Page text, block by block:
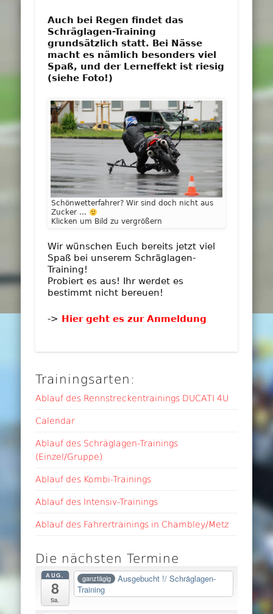
Auch bei Regen findet das
Schräglagen-Training
grundsätzlich statt. Bei Nässe
macht es nämlich besonders viel
Spaß, und der Lerneffekt ist riesig
(siehe Foto!)
Schönwetterfahrer? Wir sind doch nicht aus
Zucker …
Klicken um Bild zu vergrößern
Wir wünschen Euch bereits jetzt viel
Spaß bei unserem Schräglagen-
Training!
Probiert es aus! Ihr werdet es
bestimmt nicht bereuen!
-> Hier geht es zur Anmeldung
Trainingsarten:
Ablauf des Rennstreckentrainings DUCATI 4U
Calendar
Ablauf des Schräglagen-Trainings
(Einzel/Gruppe)
Ablauf des Kombi-Trainings
Ablauf des Intensiv-Trainings
Ablauf des Fahrertrainings in Chambley/Metz
Die nächsten Termine
AUG.
8
Sa.
ganztägig
Ausgebucht !/ Schräglagen-
Training